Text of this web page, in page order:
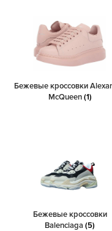
Бежевые кроссовки
McQueen(1)
Бежевые кроссовки
Balenciaga(5)